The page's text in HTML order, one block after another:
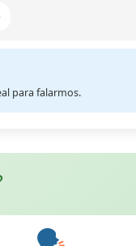
para falarmos.